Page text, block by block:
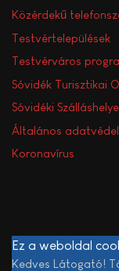
Közérdekű
Testvértelepülések
Testvérváros
Sóvidék Turisztikai
Sóvidéki
Általános
Koronavírus
Ez a weboldal
Kedves Látogató!